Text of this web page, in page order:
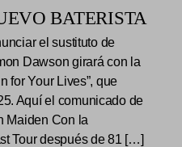
BATERISTA
el sustituto de
Dawson girará con la
for Your Lives”, que
Aquí el comunicado de
Maiden Con la
Tour después de 81 […]